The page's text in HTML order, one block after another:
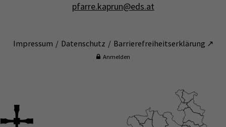
pfarre.kaprun@eds.at
Impressum Datenschutz Barrierefreiheitserklärung ↗
Anmelden